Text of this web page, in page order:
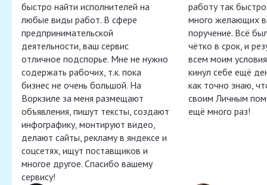
быстро найти исполнителей на
любые виды работ. В сфере
предпринимательской
деятельности, ваш сервис
отличное подспорье. Мне не нужно
содержать рабочих, т.к. пока
бизнес не очень большой. На
Воркзиле за меня размещают
объявления, пишут тексты, создают
инфографику, монтируют видео,
делают сайты, рекламу в яндексе и
соцсетях, ищут поставщиков и
многое другое. Спасибо вашему
сервису!
работу так
много желающих
поручение. Всё
чётко в срок, и
всем моим
кинул себе ещё
как точно знаю,
своим Личным
ещё много раз!